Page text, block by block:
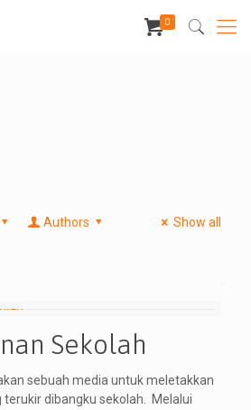
0
Authors Show all
Sekolah
sebuah media untuk meletakkan
dibangku sekolah. Melalui